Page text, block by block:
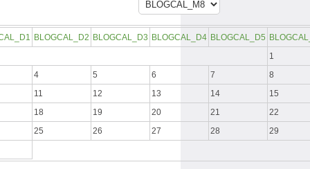
BLOGCAL_D2 BLOGCAL_D3 BLOGCAL_D4 BLOGCAL_D5
1
4 5 6 7
8
11 12 13 14
15
18 19 20 21
22
25 26 27 28
29